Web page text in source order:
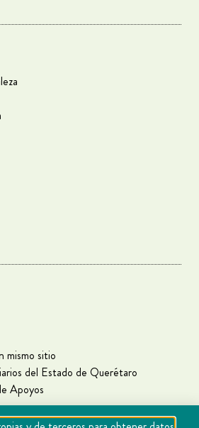
mismo sitio
del Estado de Querétaro
Apoyos